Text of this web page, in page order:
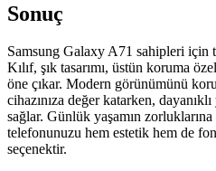
Sonuç
Samsung Galaxy A71 sahipleri için
Kılıf, şık tasarımı, üstün koruma
öne çıkar. Modern görünümünü
cihazınıza değer katarken,
sağlar. Günlük yaşamın
telefonunuzu hem estetik hem de
seçenektir.